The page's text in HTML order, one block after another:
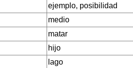
ejemplo, posibilidad
medio
matar
hijo
lago